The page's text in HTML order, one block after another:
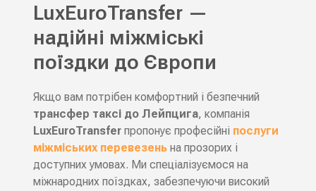
LuxEuroTransfer —
надійні міжміські
поїздки до Європи
Якщо вам потрібен комфортний і безпечний
трансфер таксі до Лейпцига, компанія
LuxEuroTransferпропонує професійні послуги
міжміських перевезеньна прозорих і
доступних умовах. Ми спеціалізуємося на
міжнародних поїздках, забезпечуючи високий